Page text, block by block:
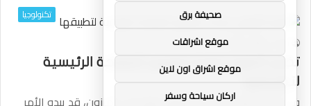
تكنولوجيا
21
تختبر أمازون إعادة تصميم الصفحة الرئيسية
لتطبيقها
في المرة القادمة التي تتسوق فيها على أمازون، قد يبدو الأمر
صحيفة برق
موقع اشراقات
موقع اشراق اون لاين
اركان سياحة وسفر